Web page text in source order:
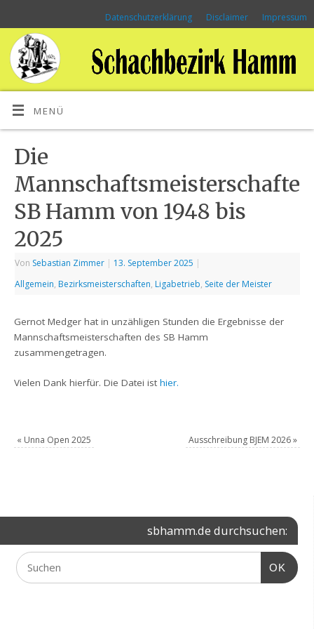
Datenschutzerklärung Disclaimer Impressum
MENÜ
Die
Mannschaftsmeisterschaften
SB Hamm von 1948 bis
2025
Von Sebastian Zimmer | 13. September 2025 |
Allgemein, Bezirksmeisterschaften, Ligabetrieb, Seite der Meister
Gernot Medger hat in unzähligen Stunden die Ergebnisse der
Mannschaftsmeisterschaften des SB Hamm
zusammengetragen.
Vielen Dank hierfür. Die Datei isthier.
« Unna Open 2025 Ausschreibung BJEM 2026»
sbhamm.de durchsuchen:
OK